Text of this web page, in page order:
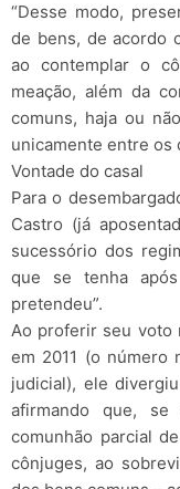
“Desse modo,
de bens, de acordo
ao contemplar o
meação, além da
comuns, haja ou
unicamente entre os
Vontade do casal
Para o
Castro (já
sucessório dos
que se tenha
pretendeu”.
Ao proferir seu voto
em 2011 (o número
judicial), ele
afirmando que,
comunhão parcial
cônjuges, ao